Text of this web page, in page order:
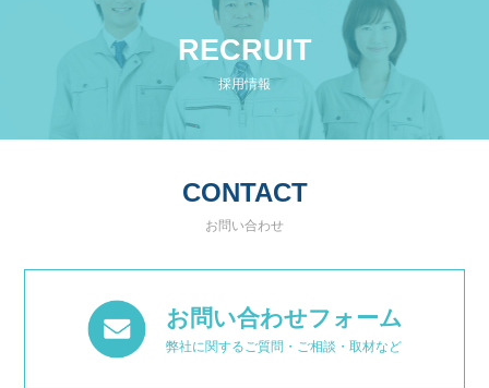
RECRUIT
採用情報
CONTACT
お問い合わせ
お問い合わせフォーム
弊社に関するご質問・ご相談・取材など